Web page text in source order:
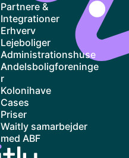
Partnere &
Integrationer
Erhverv
Lejeboliger
Administrationshuse
Andelsboligforeninge
r
Kolonihave
Cases
Priser
Waitly samarbejder
med ABF